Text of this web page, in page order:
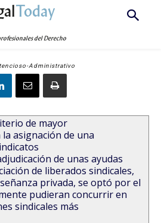
Today
del Derecho
Administrativo
de mayor
asignación de una
de unas ayudas
de liberados sindicales,
privada, se optó por el
pudieran concurrir en
sindicales más